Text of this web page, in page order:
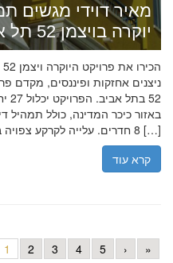
יוקרה בויצמן 52 תל אביב
8 חדרים. עלייה לקרקע צפויה במאי 2026 עם ליווי […]
קרא עוד
1 2 3 4 5 › »